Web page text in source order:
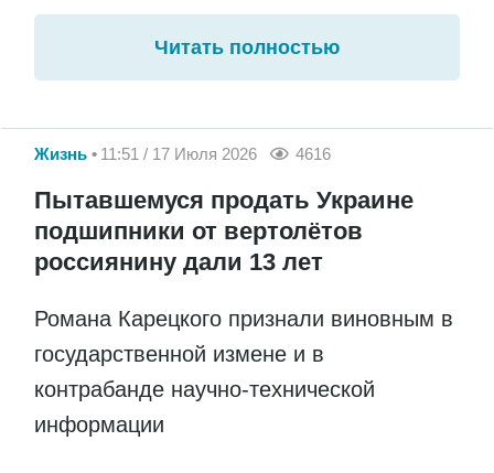
Читать полностью
Жизнь 11:51 / 17 Июля 2026 4616
Пытавшемуся продать Украине
подшипники от вертолётов
россиянину дали 13 лет
Романа Карецкого признали виновным в
государственной измене и в
контрабанде научно-технической
информации